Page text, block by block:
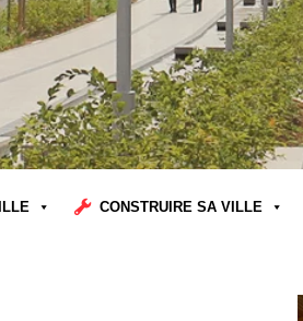
CONSTRUIRE SA VILLE